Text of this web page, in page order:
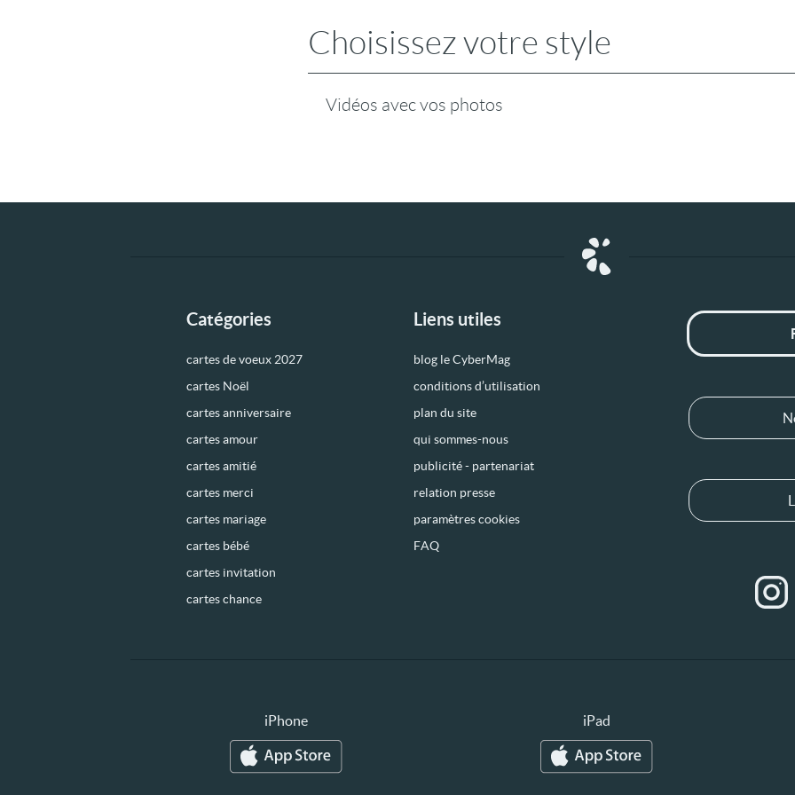
Choisissez votre style
Vidéos avec vos photos
Catégories
cartes de voeux 2027
cartes Noël
cartes anniversaire
cartes amour
cartes amitié
cartes merci
cartes mariage
cartes bébé
cartes invitation
cartes chance
Liens utiles
blog le CyberMag
conditions d’utilisation
plan du site
qui sommes-nous
publicité - partenariat
relation presse
paramètres cookies
FAQ
iPhone iPad